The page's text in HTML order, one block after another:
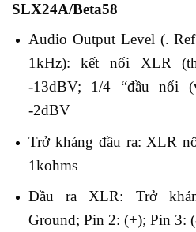
SLX24A/Beta58
Audio Output Level (.
1kHz): kết nối XLR
-13dBV; 1/4 “đầu nối
-2dBV
Trở kháng đầu ra: XLR
1kohms
Đầu ra XLR: Trở
Ground; Pin 2: (+); Pin 3: